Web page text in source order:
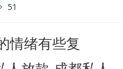
51
情绪有些复